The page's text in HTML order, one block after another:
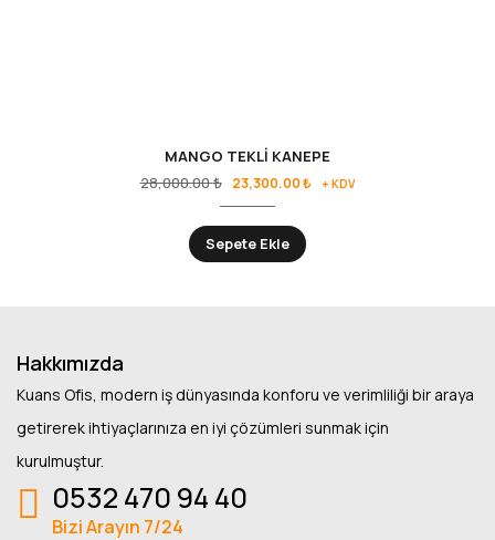
MANGO TEKLİ KANEPE
28,000.00₺ 23,300.00₺ + KDV
Sepete Ekle
Hakkımızda
Kuans Ofis, modern iş dünyasında konforu ve verimliliği bir araya
getirerek ihtiyaçlarınıza en iyi çözümleri sunmak için
kurulmuştur.
0532 470 94 40
Bizi Arayın 7/24